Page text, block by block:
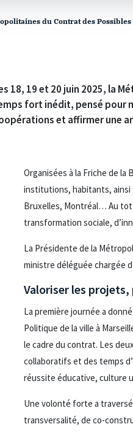
du Contrat des
18, 19 et 20 juin 2025, la
fort inédit, pensé pour
et affirmer une
Organisées à la Friche de
institutions, habitants, ainsi
Bruxelles, Montréal… Au
transformation sociale,
La Présidente de la
ministre déléguée chargée
Valoriser les
La première journée a
Politique de la ville à
le cadre du contrat. Les
collaboratifs et des temps
réussite éducative, culture
Une volonté forte a traversé
transversalité, de co-